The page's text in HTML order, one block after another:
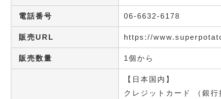
電話番号 06-6632-6178
販売URL https://
販売数量 1個から
【日本国内】
クレジットカード （銀